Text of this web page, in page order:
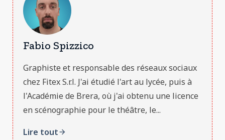
Fabio Spizzico
Graphiste et responsable des réseaux sociaux
chez Fitex S.r.l. J'ai étudié l'art au lycée, puis à
l'Académie de Brera, où j'ai obtenu une licence
en scénographie pour le théâtre, le...
Lire toutarrow_forward